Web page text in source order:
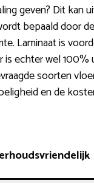
geven? Dit kan
bepaald door
Laminaat is
is echter wel
soorten
en de